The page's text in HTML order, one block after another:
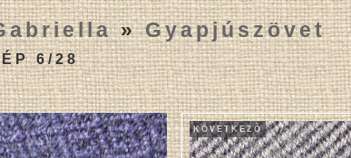
»Gyapjúszövet
6/28
KÖVETKEZÕ